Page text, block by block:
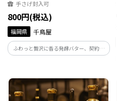
手さげ封入可
800円(税込)
福岡県 千鳥屋
ふわっと贅沢に香る発酵バター、契約養
鶏場でとれた千鳥屋鶏卵、隠し味にはヘ
を、是非お楽しみください。